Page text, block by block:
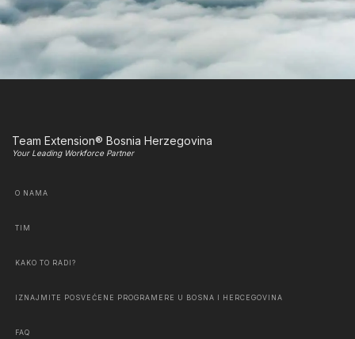
Team Extension® Bosnia Herzegovina
Your Leading Workforce Partner
O NAMA
TIM
KAKO TO RADI?
IZNAJMITE POSVEĆENE PROGRAMERE U BOSNA I HERCEGOVINA
FAQ